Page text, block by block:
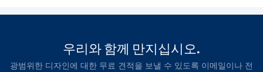
우리와 함께 만지십시오.
광범위한 디자인에 대한 무료 견적을 보낼 수 있도록 이메일이나 전